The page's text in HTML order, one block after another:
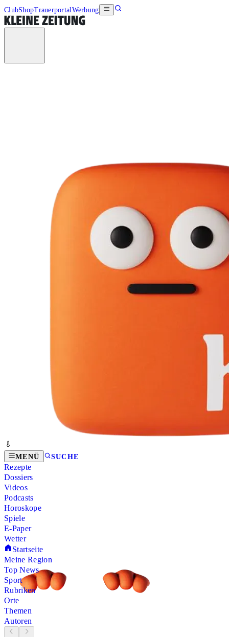
ClubShopTrauerportalWerbung
MENÜ SUCHE
Rezepte
Dossiers
Videos
Podcasts
Horoskope
Spiele
E-Paper
Wetter
Startseite
Meine Region
Top News
Sport
Rubriken
Orte
Themen
Autoren